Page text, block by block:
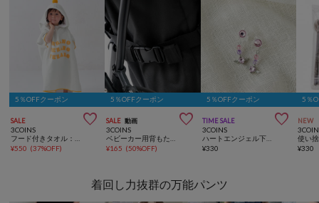
5％OFFクーポン
SALE 
3COINS
¥550 (37%OFF)
5％OFFクーポン
SALE 動画 
3COINS
¥165 (50%OFF)
5％OFFクーポン
TIME SALE 
3COINS
ハートエンジェル下がりイヤリング／KIDS
¥330
5％
NEW
¥330
着回し力抜群の万能パンツ